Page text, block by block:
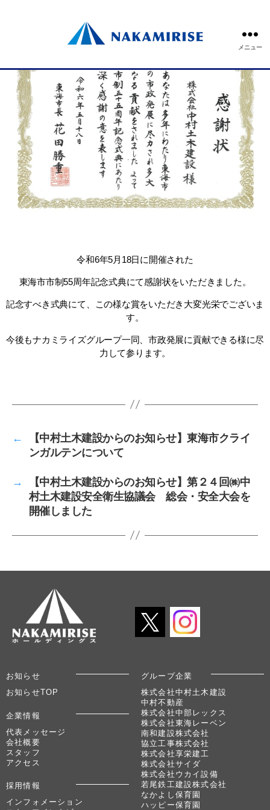
メニュー
令和6年5月18日に開催された
東海市市制55周年記念式典にて感謝状をいただきました。
記念すべき式典にて、この様な賞をいただき大変光栄でございま
す。
今後もナカミライズグループ一同、市政発展に貢献できる様に尽
力して参ります。
←
【中村土木建設からのお知らせ】東海市クライ
ンガルテンについて
→
【中村土木建設からのお知らせ】第２４回㈱中
村土木建設安全衛生協議会 総会・安全大会を
開催しました
お知らせ
お知らせTOP
企業情報
代表メッセージ
会社概要
スタッフ
アクセス
採用情報
インフォメーション
グループ企業
株式会社中村土木建設
中村不動産
株式会社中部レックス
株式会社東海レーベン
南和建設株式会社
協立工事株式会社
株式会社享栄建工
株式会社サイダ
株式会社ウカイ設備
若尾鉄工建設株式会社
なかよし保育園
ハッピー保育園